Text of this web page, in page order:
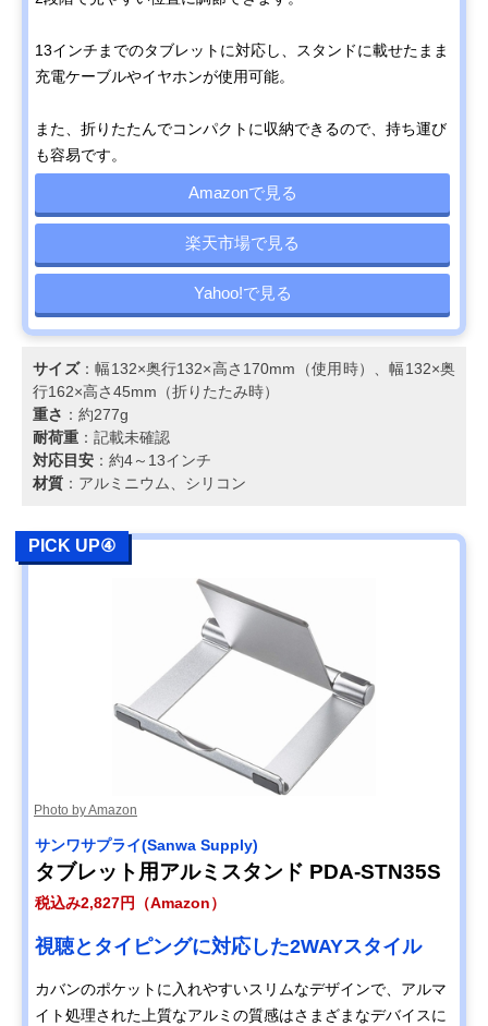
13インチまでのタブレットに対応し、スタンドに載せたまま
充電ケーブルやイヤホンが使用可能。
また、折りたたんでコンパクトに収納できるので、持ち運び
も容易です。
Amazonで見る
楽天市場で見る
Yahoo!で見る
サイズ：幅132×奥行132×高さ170mm（使用時）、幅132×奥
行162×高さ45mm（折りたたみ時）
重さ ：約277g
耐荷重 ：記載未確認
対応目安 ：約4～13インチ
材質 ：アルミニウム、シリコン
PICK UP④
Photo by Amazon
サンワサプライ(Sanwa Supply)
タブレット用アルミスタンド PDA-STN35S
税込み2,827円（Amazon）
視聴とタイピングに対応した2WAYスタイル
カバンのポケットに入れやすいスリムなデザインで、アルマ
イト処理された上質なアルミの質感はさまざまなデバイスに